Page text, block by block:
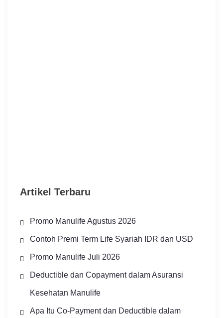
Artikel Terbaru
Promo Manulife Agustus 2026
Contoh Premi Term Life Syariah IDR dan USD
Promo Manulife Juli 2026
Deductible dan Copayment dalam Asuransi
Kesehatan Manulife
Apa Itu Co-Payment dan Deductible dalam